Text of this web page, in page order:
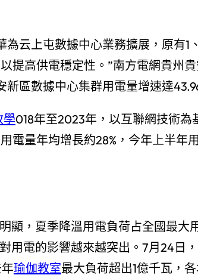
云上屯數據中心業務擴展，原有1
提高供電穩定性。”南方電網貴州
區數據中心集群用電量增速達
學018年至2023年，以互聯網技術為
電量年均增長約28%，今年上半年
顯，夏季降溫用電負荷占全國最大
用電的影響越來越突出。7月24日
瑜伽教室最大負荷超出1億千瓦，